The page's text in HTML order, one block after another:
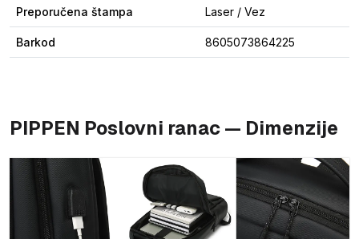
Preporučena štampa Laser / Vez
Barkod 8605073864225
PIPPEN Poslovni ranac — Dimenzije